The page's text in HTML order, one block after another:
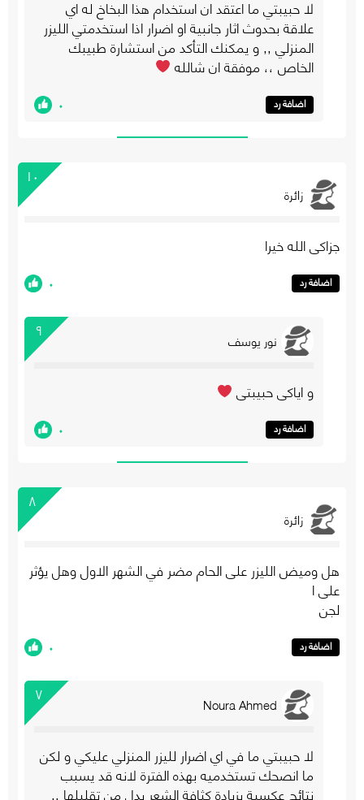
لا حبيبتي ما اعتقد ان استخدام هذا البخاخ له اي
علاقة بحدوث اثار جانبية او اضرار اذا استخدمتي الليزر
المنزلي ,, و يمكنك التأكد من استشارة طبيبك
الخاص ،، موفقة ان شالله
اضافة رد ٠
١٠
زائرة
جزاكى الله خيرا
اضافة رد ٠
٩ نور يوسف
و اياكي حبيبتي
اضافة رد ٠
٨
زائرة
هل وميض الليزر على الحام مضر في الشهر الاول وهل يؤثر
على ا
لجن
اضافة رد ٠
٧ Noura Ahmed
لا حبيبتي ما في اي اضرار لليزر المنزلي عليكي و لكن
ما انصحك تستخدميه بهذه الفترة لانه قد يسبب
نتائج عكسية بزيادة كثافة الشعر بدل من تقليلها ,,